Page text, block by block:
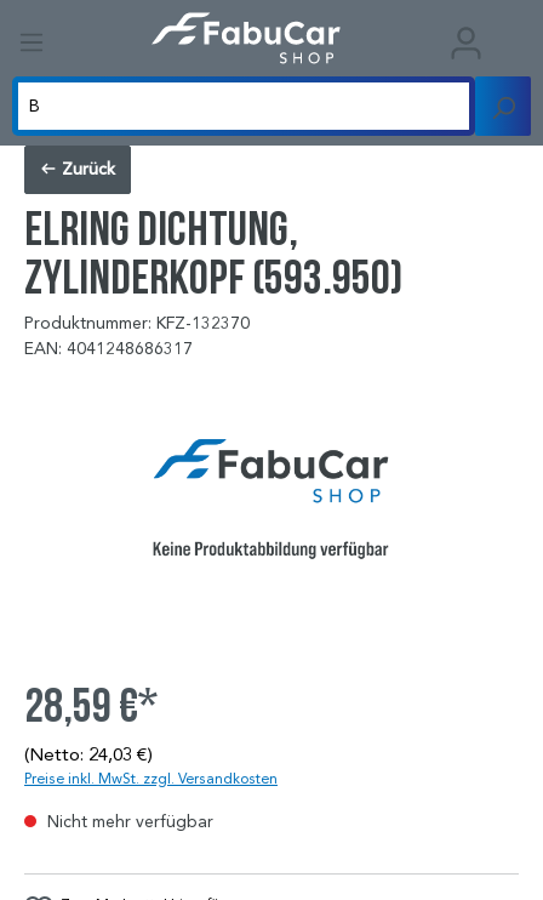
Zurück
ELRING Dichtung,
Zylinderkopf (593.950)
Produktnummer: KFZ-132370
EAN: 4041248686317
28,59 €*
(Netto: 24,03 €)
Preise inkl. MwSt. zzgl. Versandkosten
Nicht mehr verfügbar